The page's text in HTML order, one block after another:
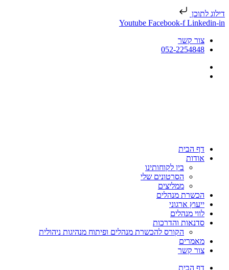
דילוג לתוכן
Youtube Facebook-f Linkedin-in
צור קשר
052-2254848
דף הבית
אודות
בין לקוחותינו
הסרטונים שלי
ממליצים
הכשרת מנהלים
ייעוץ ארגוני
לווי מנהלים
סדנאות והדרכות
הקורס להכשרת מנהלים ופיתוח מנהיגות ניהולית
מאמרים
צור קשר
דף הבית